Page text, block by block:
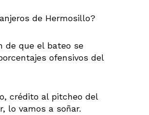
de Hermosillo?
de que el bateo se
ofensivos del
crédito al pitcheo del
lo vamos a soñar.